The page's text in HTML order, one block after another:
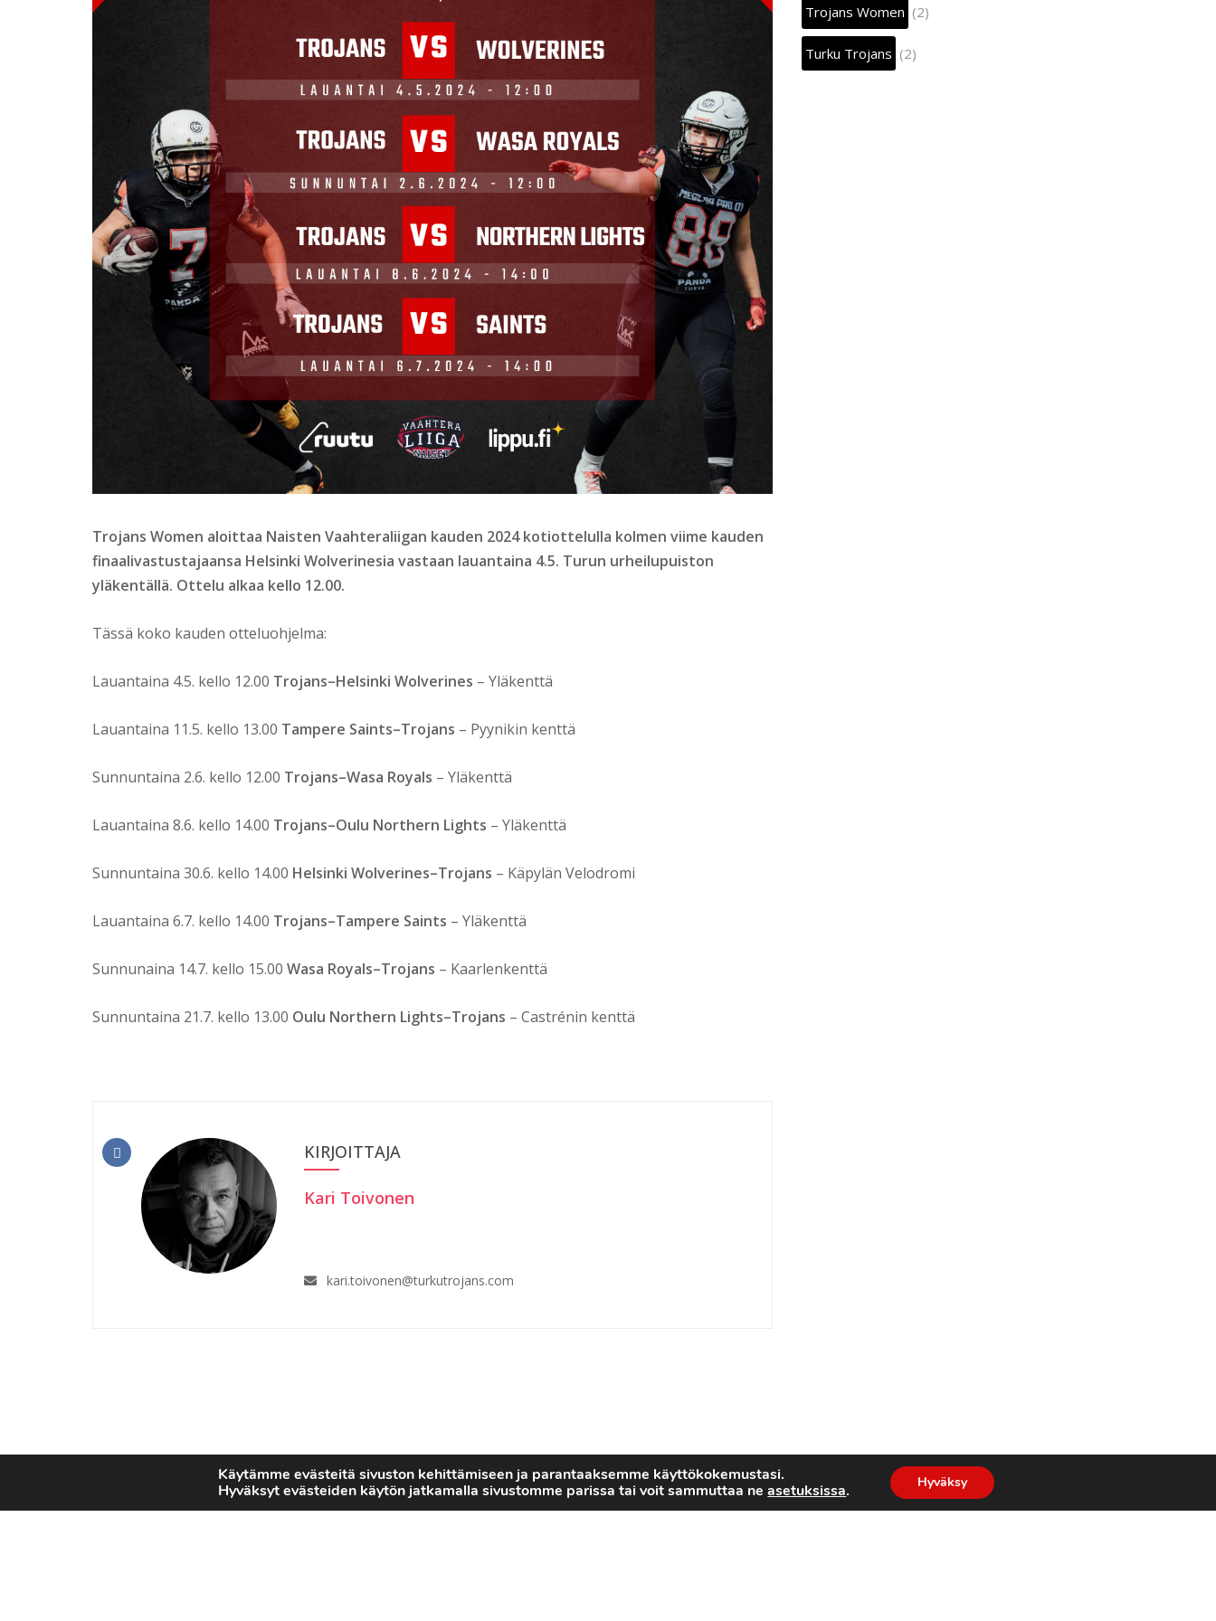
Trojans Women aloittaa Naisten Vaahteraliigan kauden 2024 kotiottelulla kolmen viime kauden
finaalivastustajaansa Helsinki Wolverinesia vastaan lauantaina 4.5. Turun urheilupuiston
yläkentällä. Ottelu alkaa kello 12.00.
Tässä koko kauden otteluohjelma:
Lauantaina 4.5. kello 12.00 Trojans–Helsinki Wolverines – Yläkenttä
Lauantaina 11.5. kello 13.00 Tampere Saints–Trojans – Pyynikin kenttä
Sunnuntaina 2.6. kello 12.00 Trojans–Wasa Royals – Yläkenttä
Lauantaina 8.6. kello 14.00 Trojans–Oulu Northern Lights – Yläkenttä
Sunnuntaina 30.6. kello 14.00 Helsinki Wolverines–Trojans – Käpylän Velodromi
Lauantaina 6.7. kello 14.00 Trojans–Tampere Saints – Yläkenttä
Sunnunaina 14.7. kello 15.00 Wasa Royals–Trojans – Kaarlenkenttä
Sunnuntaina 21.7. kello 13.00 Oulu Northern Lights–Trojans – Castrénin kenttä
KIRJOITTAJA
Kari Toivonen
kari.toivonen@turkutrojans.com
Trojans Women (2)
Turku Trojans (2)
Käytämme evästeitä sivuston kehittämiseen ja parantaaksemme käyttökokemustasi.
Hyväksyt evästeiden käytön jatkamalla sivustomme parissa tai voit sammuttaa neasetuksissa. Hyväksy